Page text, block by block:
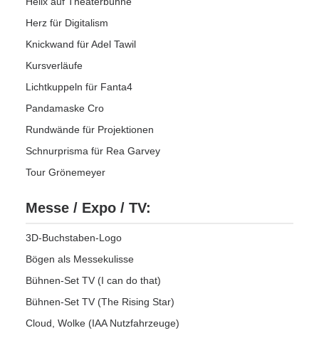
Herz für Digitalism
Knickwand für Adel Tawil
Kursverläufe
Lichtkuppeln für Fanta4
Pandamaske Cro
Rundwände für Projektionen
Schnurprisma für Rea Garvey
Tour Grönemeyer
Messe / Expo / TV:
3D-Buchstaben-Logo
Bögen als Messekulisse
Bühnen-Set TV (I can do that)
Bühnen-Set TV (The Rising Star)
Cloud, Wolke (IAA Nutzfahrzeuge)